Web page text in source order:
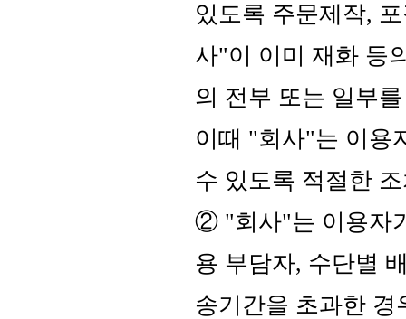
있도록 주문제작,
사"이 이미 재화 등
의 전부 또는 일부
이때 "회사"는 이용
수 있도록 적절한
② "회사"는 이용자
용 부담자, 수단별
송기간을 초과한